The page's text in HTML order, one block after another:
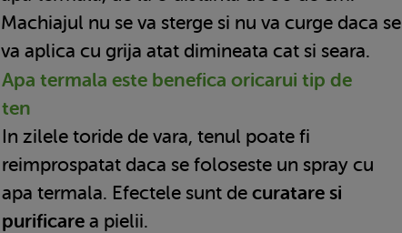
Machiajul nu se va sterge si nu va curge daca se
va aplica cu grija atat dimineata cat si seara.
Apa termala este benefica oricarui tip de
ten
In zilele toride de vara, tenul poate fi
reimprospatat daca se foloseste un spray cu
apa termala. Efectele sunt de curatare si
purificare a pielii.